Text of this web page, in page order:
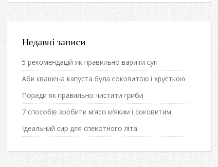
Недавні записи
5 рекомендацій як правильно варити суп
Аби квашена капуста була соковитою і хрусткою
Поради як правильно чистити гриби
7 способів зробити м’ясо м’яким і соковитим
Ідеальний сир для спекотного літа.